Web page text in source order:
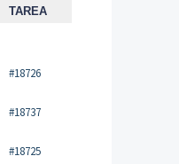
TAREA
#18726
#18737
#18725